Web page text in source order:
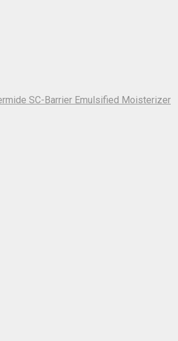
SC-Barrier Emulsified Moisterizer